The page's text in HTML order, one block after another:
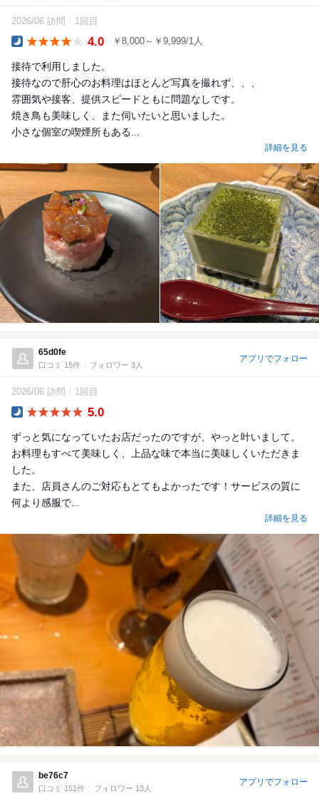
2026/06 訪問 1回目
4.0 ￥8,000～￥9,999/1人
接待で利用しました。
接待なので肝心のお料理はほとんど写真を撮れず、、、
雰囲気や接客、提供スピードともに問題なしです。
焼き鳥も美味しく、また伺いたいと思いました。
小さな個室の喫煙所もある...
詳細を見る
65d0fe
口コミ 15件 フォロワー 3人
アプリでフォロー
2026/06 訪問 1回目
5.0
ずっと気になっていたお店だったのですが、やっと叶いまして。
お料理もすべて美味しく、上品な味で本当に美味しくいただきま
した。
また、店員さんのご対応もとてもよかったです！サービスの質に
何より感服で...
詳細を見る
be76c7
口コミ 151件 フォロワー 13人
アプリでフォロー